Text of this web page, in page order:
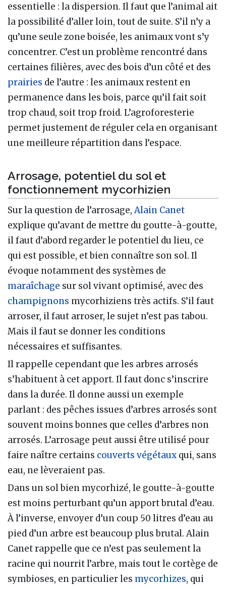
essentielle : la dispersion. Il faut que l’animal ait
la possibilité d’aller loin, tout de suite. S’il n’y a
qu’une seule zone boisée, les animaux vont s’y
concentrer. C’est un problème rencontré dans
certaines filières, avec des bois d’un côté et des
prairies de l’autre : les animaux restent en
permanence dans les bois, parce qu’il fait soit
trop chaud, soit trop froid. L’agroforesterie
permet justement de réguler cela en organisant
une meilleure répartition dans l’espace.
Arrosage, potentiel du sol et
fonctionnement mycorhizien
Sur la question de l’arrosage,Alain Canet
explique qu’avant de mettre du goutte-à-goutte,
il faut d’abord regarder le potentiel du lieu, ce
qui est possible, et bien connaître son sol. Il
évoque notamment des systèmes de
maraîchage sur sol vivant optimisé, avec des
champignons mycorhiziens très actifs. S’il faut
arroser, il faut arroser, le sujet n’est pas tabou.
Mais il faut se donner les conditions
nécessaires et suffisantes.
Il rappelle cependant que les arbres arrosés
s’habituent à cet apport. Il faut donc s’inscrire
dans la durée. Il donne aussi un exemple
parlant : des pêches issues d’arbres arrosés sont
souvent moins bonnes que celles d’arbres non
arrosés. L’arrosage peut aussi être utilisé pour
faire naître certains couverts végétaux qui, sans
eau, ne lèveraient pas.
Dans un sol bien mycorhizé, le goutte-à-goutte
est moins perturbant qu’un apport brutal d’eau.
À l’inverse, envoyer d’un coup 50 litres d’eau au
pied d’un arbre est beaucoup plus brutal. Alain
Canet rappelle que ce n’est pas seulement la
racine qui nourrit l’arbre, mais tout le cortège de
symbioses, en particulier les mycorhizes, qui